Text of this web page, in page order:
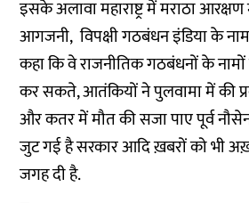
इसके अलावा महाराष्ट्र में मराठा
आगजनी, विपक्षी गठबंधन इंडिया के
कहा कि वे राजनीतिक गठबंधनों के
कर सकते, आतंकियों ने पुलवामा में की
और कतर में मौत की सजा पाए पूर्व
जुट गई है सरकार आदि ख़बरों को भी
जगह दी है.